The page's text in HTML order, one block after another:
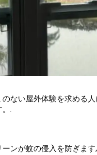
ない屋外体験を求める
.
ンが蚊の侵入を防ぎま